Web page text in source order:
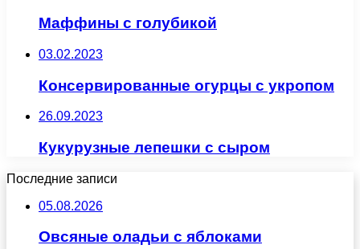
Маффины с голубикой
03.02.2023
Консервированные огурцы с укропом
26.09.2023
Кукурузные лепешки с сыром
Последние записи
05.08.2026
Овсяные оладьи с яблоками